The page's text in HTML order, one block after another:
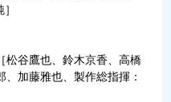
谷鷹也、鈴木京香、高橋
加藤雅也、製作総指揮：